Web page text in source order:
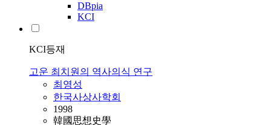
DBpia
KCI
KCI등재
고운 최치원의 역사의식 연구
최영성
한국사상사학회
1998
韓國思想史學